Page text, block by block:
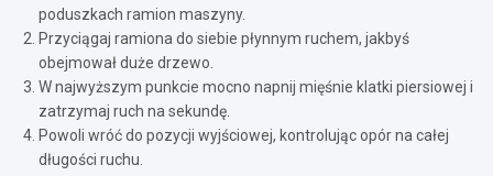
poduszkach ramion maszyny.
Przyciągaj ramiona do siebie płynnym ruchem, jakbyś
obejmował duże drzewo.
W najwyższym punkcie mocno napnij mięśnie klatki piersiowej i
zatrzymaj ruch na sekundę.
Powoli wróć do pozycji wyjściowej, kontrolując opór na całej
długości ruchu.